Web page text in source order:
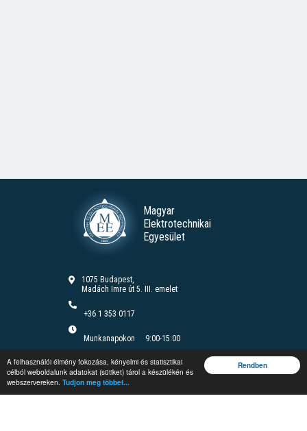
Rendben
A felhasználói élmény fokozása, kényelmi és statisztikai
célból weboldalunk adatokat (sütiket) tárol a készülékén és
webszervereken. Tudjon meg többet...
Magyar
Elektrotechnikai
Egyesület
1075 Budapest,
Madách Imre út 5. III. emelet
+36 1 353 0117
Munkanapokon
9:00-15:00
Felnőttképzési nyilvántartási szám B/2020/000166
Felnőttképzési engedély száma: E/2020/000085